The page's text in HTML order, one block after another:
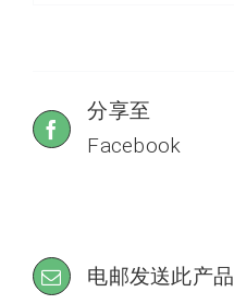
分享至
Facebook
电邮发送此产品